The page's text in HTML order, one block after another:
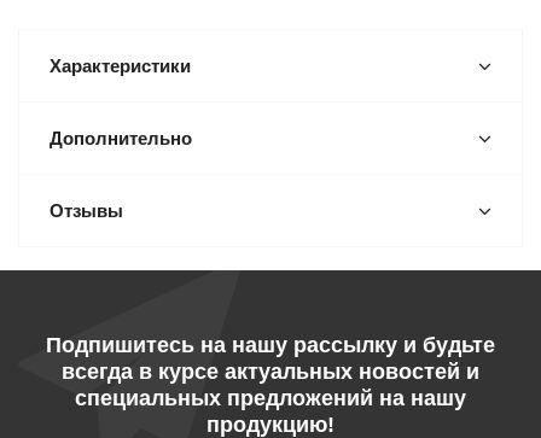
Характеристики
Дополнительно
Отзывы
Подпишитесь на нашу рассылку и будьте
всегда в курсе актуальных новостей и
специальных предложений на нашу
продукцию!